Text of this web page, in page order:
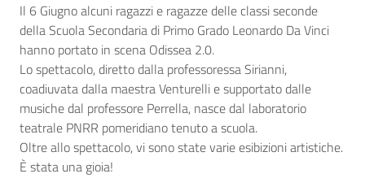
Il 6 Giugno alcuni ragazzi e ragazze delle classi seconde
della Scuola Secondaria di Primo Grado Leonardo Da Vinci
hanno portato in scena Odissea 2.0.
Lo spettacolo, diretto dalla professoressa Sirianni,
coadiuvata dalla maestra Venturelli e supportato dalle
musiche dal professore Perrella, nasce dal laboratorio
teatrale PNRR pomeridiano tenuto a scuola.
Oltre allo spettacolo, vi sono state varie esibizioni artistiche.
È stata una gioia!